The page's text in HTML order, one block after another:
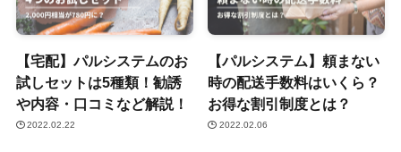
【宅配】パルシステムのお
試しセットは5種類！勧誘
や内容・口コミなど解説！
2022.02.22
【パルシステム】頼まない
時の配送手数料はいくら？
お得な割引制度とは？
2022.02.06